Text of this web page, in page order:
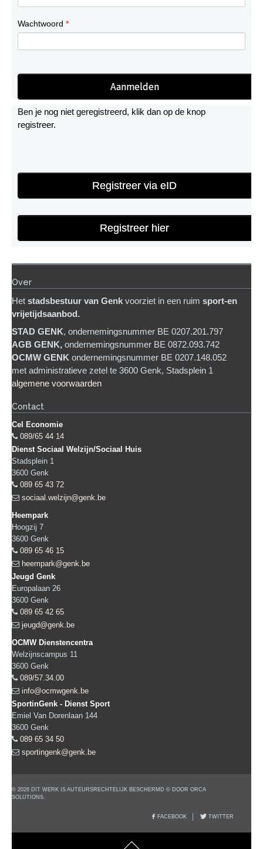
Wachtwoord *
Ben je nog niet geregistreerd, klik dan op de knop
registreer.
Registreer via eID
Registreer hier
Over
Het stadsbestuur van Genk voorziet in een ruim sport-en
vrijetijdsaanbod.
STAD GENK, ondernemingsnummer BE 0207.201.797
AGB GENK, ondernemingsnummer BE 0872.093.742
OCMW GENK ondernemingsnummer BE 0207.148.052
met administratieve zetel te 3600 Genk, Stadsplein 1
algemene voorwaarden
Contact
Cel Economie
089/65 44 14
Dienst Sociaal Welzijn/Sociaal Huis
Stadsplein 1
3600 Genk
089 65 43 72
sociaal.welzijn@genk.be
Heempark
Hoogzij 7
3600 Genk
089 65 46 15
heempark@genk.be
Jeugd Genk
Europalaan 26
3600 Genk
089 65 42 65
jeugd@genk.be
OCMW Dienstencentra
Welzijnscampus 11
3600 Genk
089/57.34.00
info@ocmwgenk.be
SportinGenk - Dienst Sport
Emiel Van Dorenlaan 144
3600 Genk
089 65 34 50
sportingenk@genk.be
© 2026 DIT WERK IS AUTEURSRECHTELIJK BESCHERMD © DOOR ORCA
SOLUTIONS.
FACEBOOK TWITTER